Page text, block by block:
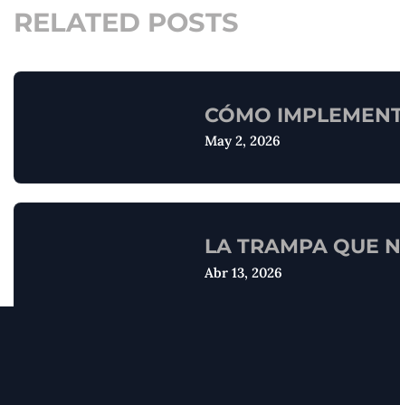
RELATED POSTS
CÓMO
May 2, 2026
LA TRAMPA QUE
Abr 13, 2026